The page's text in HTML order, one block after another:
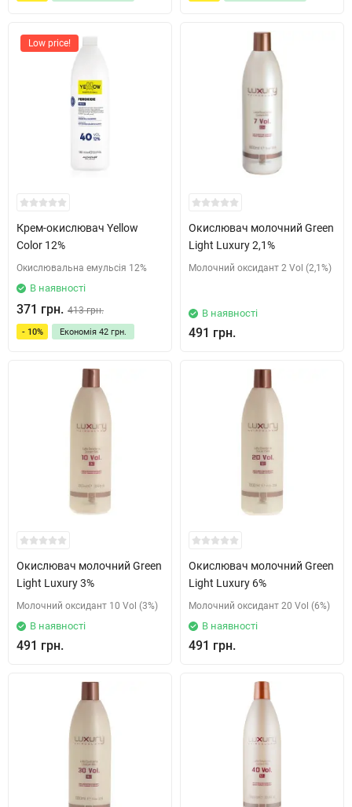
Low price!
Крем-окислювач Yellow
Color 12%
Окислювальна емульсія 12%
В наявності
371 грн. 413 грн.
- 10% Економія 42 грн.
Окислювач молочний Green
Light Luxury 2,1%
Молочний оксидант 2 Vol (2,1%)
В наявності
491 грн.
Окислювач молочний Green
Light Luxury 3%
Молочний оксидант 10 Vol (3%)
В наявності
491 грн.
Окислювач молочний Green
Light Luxury 6%
Молочний оксидант 20 Vol (6%)
В наявності
491 грн.